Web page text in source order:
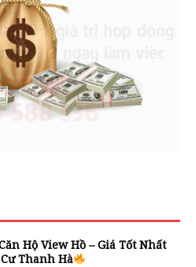
Hộ View Hồ – Giá Tốt Nhất
Thanh Hà